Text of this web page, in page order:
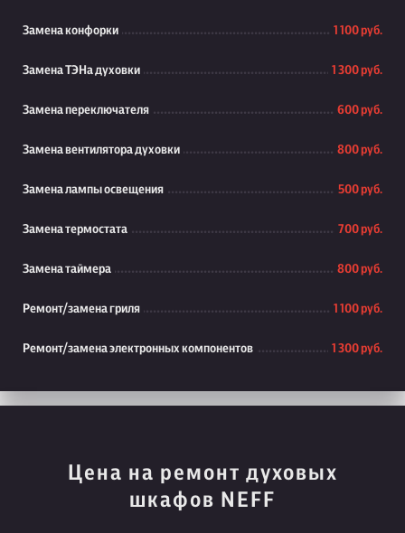
Замена конфорки 1 100 руб.
Замена ТЭНа духовки 1 300 руб.
Замена переключателя 600 руб.
Замена вентилятора духовки 800 руб.
Замена лампы освещения 500 руб.
Замена термостата 700 руб.
Замена таймера 800 руб.
Ремонт/замена гриля 1 100 руб.
Ремонт/замена электронных компонентов 1 300 руб.
Цена на ремонт духовых
шкафов NEFF